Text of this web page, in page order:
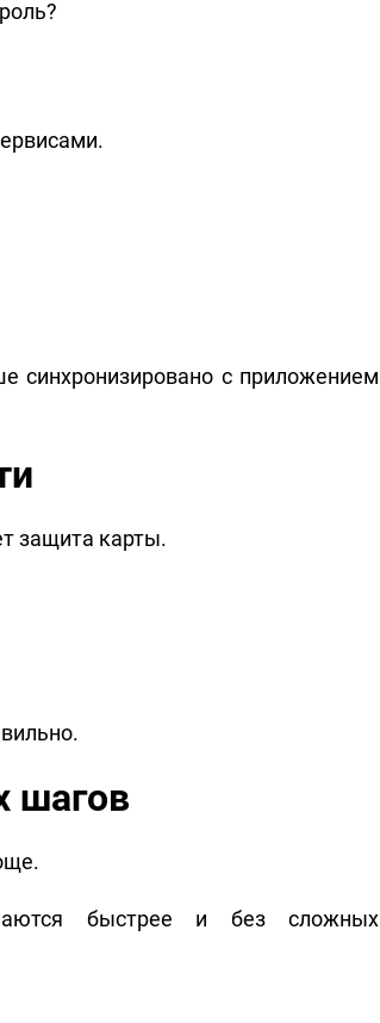
синхронизировано с приложением
защита карты.
шагов
быстрее и без сложных